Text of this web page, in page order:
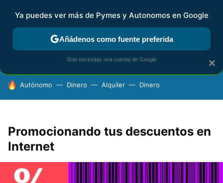
FISCALIDAD Y CONTABILIDAD KIT DIGITAL RENTA
HOY SE HABLA DE
Autónomo Dinero Alquiler Dinero
Promocionando tus descuentos en
Internet
×
Ya puedes ver más de Pymes y Autonomos en Google
Añádenos como fuente preferida
Solo necesitas una cuenta de Google